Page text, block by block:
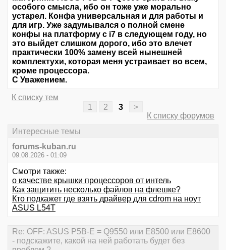
особого смысла, ибо он тоже уже морально
устарел. Конфа универсальная и для работы и
для игр. Уже задумывался о полной смене
конфы на платформу с i7 в следующем году, но
это выйдет слишком дорого, ибо это влечет
практически 100% замену всей нынешней
комплектухи, которая меня устраивает во всем,
кроме процессора.
С Уважением.
К списку тем
1
2 3
>
К списку форумов
Интересные темы
forums-kuban.ru
09.08.2026 - 01:09
Смотри также:
о качестве крышки процессоров от интель
Как защитить несколько файлов на флешке?
Кто подкажет где взять драйвер для cdrom на ноут
ASUS L54T
Re: OFF: ASUS P5B-E = Q9550 или E8500 или Е8600
- подскажите, какой на ней работать будет без